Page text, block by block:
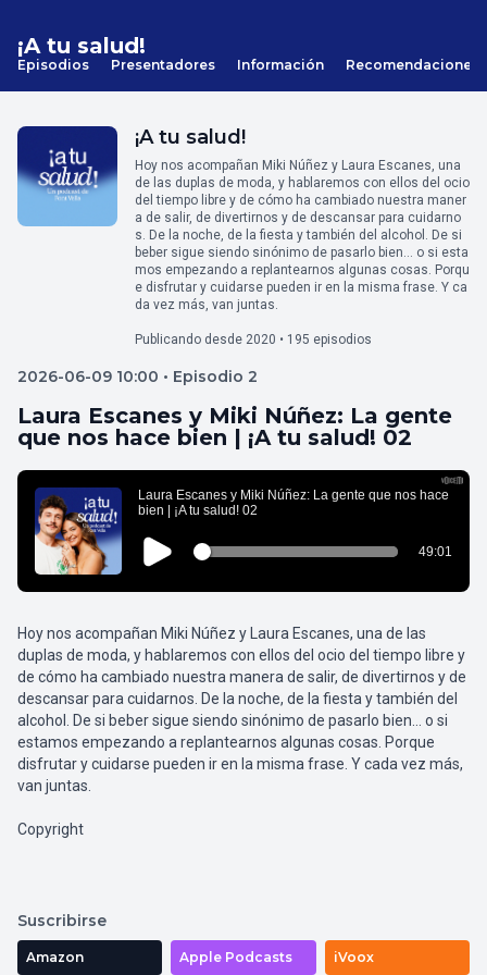
¡A tu salud!
Episodios Presentadores Información Recomendaciones
¡A tu salud!
Hoy nos acompañan Miki Núñez y Laura Escanes, una
de las duplas de moda, y hablaremos con ellos del ocio
del tiempo libre y de cómo ha cambiado nuestra maner
a de salir, de divertirnos y de descansar para cuidarno
s. De la noche, de la fiesta y también del alcohol. De si
beber sigue siendo sinónimo de pasarlo bien… o si esta
mos empezando a replantearnos algunas cosas. Porqu
e disfrutar y cuidarse pueden ir en la misma frase. Y ca
da vez más, van juntas.
Publicando desde 2020 • 195 episodios
2026-06-09 10:00 • Episodio 2
Laura Escanes y Miki Núñez: La gente
que nos hace bien | ¡A tu salud! 02
Hoy nos acompañan Miki Núñez y Laura Escanes, una de las
duplas de moda, y hablaremos con ellos del ocio del tiempo libre y
de cómo ha cambiado nuestra manera de salir, de divertirnos y de
descansar para cuidarnos. De la noche, de la fiesta y también del
alcohol. De si beber sigue siendo sinónimo de pasarlo bien… o si
estamos empezando a replantearnos algunas cosas. Porque
disfrutar y cuidarse pueden ir en la misma frase. Y cada vez más,
van juntas.
Copyright
Suscribirse
Amazon Apple Podcasts iVoox